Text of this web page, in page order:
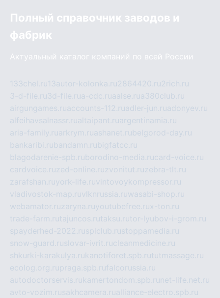
Полный справочник заводов и
фабрик
Актуальный каталог компаний по всей России
133chel.ru13autor-kolonka.ru2864420.ru2rich.ru
3-d-file.ru3d-file.rua-cdc.ruaalse.rua380club.ru
airgungames.ruaccounts-112.ruadler-jun.ruadonyev.ru
alfeihavsalnassr.rualtaipant.ruargentinamia.ru
aria-family.ruarkrym.ruashanet.rubelgorod-day.ru
bankaribi.rubandamn.rubigfatcc.ru
blagodarenie-spb.ruborodino-media.rucard-voice.ru
cardvoice.ruzed-online.ruzvonitut.ruzebra-tlt.ru
zarafshan.ruyork-life.ruvintovoykompressor.ru
vladivostok-map.ruvlknrussia.ruwasabi-shop.ru
webamator.ruzaryna.ruyoutubefree.rux-ton.ru
trade-farm.rutajuncos.rutaksu.rutor-lyubov-i-grom.ru
spayderhed-2022.rusplclub.rustoppamedia.ru
snow-guard.ruslovar-ivrit.rucleanmedicine.ru
shkurki-karakulya.rukanotiforet.spb.rututmassage.ru
ecolog.org.rupraga.spb.rufalcorussia.ru
autodoctorservis.rukamertondom.spb.ru net-life.net.ru
avto-vozim.rusakhcamera.rualliance-electro.spb.ru